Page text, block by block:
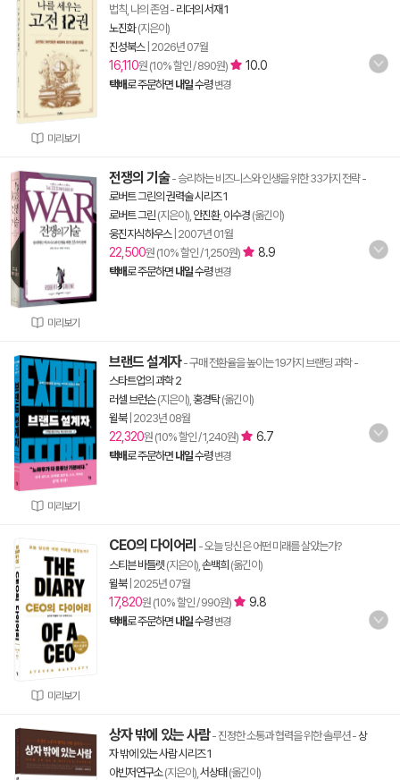
미리보기
법칙, 나의 존엄 - 리더의 서재 1
노진화(지은이)
진성북스| 2026년 07월
16,110원 (10% 할인 / 890원) 10.0
택배로 주문하면 내일수령 변경
미리보기
전쟁의 기술- 승리하는 비즈니스와 인생을 위한 33가지 전략-
로버트 그린의 권력술 시리즈 1
로버트 그린 (지은이), 안진환, 이수경 (옮긴이)
웅진지식하우스| 2007년 01월
22,500원 (10% 할인 / 1,250원) 8.9
택배로 주문하면 내일수령 변경
미리보기
브랜드 설계자- 구매 전환율을 높이는 19가지 브랜딩 과학-
스타트업의 과학 2
러셀 브런슨(지은이), 홍경탁(옮긴이)
윌북| 2023년 08월
22,320원 (10% 할인 / 1,240원) 6.7
택배로 주문하면 내일수령 변경
미리보기
CEO의 다이어리 - 오늘 당신은 어떤 미래를 살았는가?
스티븐 바틀렛 (지은이), 손백희 (옮긴이)
윌북| 2025년 07월
17,820원 (10% 할인 / 990원) 9.8
택배로 주문하면 내일수령 변경
상자 밖에 있는 사람- 진정한 소통과 협력을 위한 솔루션-상
자 밖에 있는 사람 시리즈 1
아빈저연구소(지은이), 서상태 (옮긴이)